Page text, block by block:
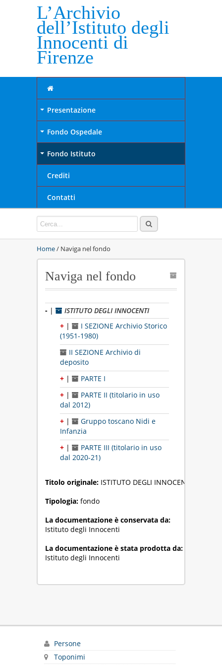
L’Archivio
dell’Istituto degli
Innocenti di
Firenze
Presentazione
Fondo Ospedale
Fondo Istituto
Crediti
Contatti
Home/ Naviga nel fondo
Naviga nel fondo
- |
ISTITUTO DEGLI INNOCENTI
+ |
I SEZIONE Archivio Storico
(1951-1980)
II SEZIONE Archivio di
deposito
+ |
PARTE I
+ |
PARTE II (titolario in uso
dal 2012)
+ |
Gruppo toscano Nidi e
Infanzia
+ |
PARTE III (titolario in uso
dal 2020-21)
Titolo originale: ISTITUTO DEGLI INNOCENTI
Tipologia: fondo
La documentazione è conservata da:
Istituto degli Innocenti
La documentazione è stata prodotta da:
Istituto degli Innocenti
Persone
Toponimi